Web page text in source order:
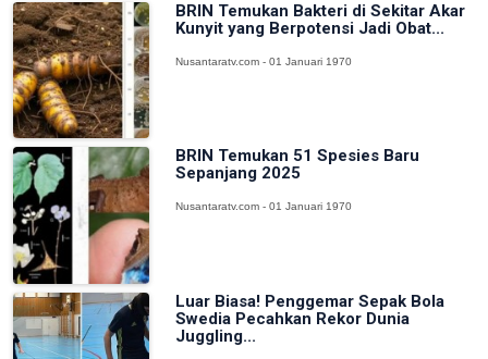
BRIN Temukan Bakteri di Sekitar Akar
Kunyit yang Berpotensi Jadi Obat...
Nusantaratv.com - 01 Januari 1970
BRIN Temukan 51 Spesies Baru
Sepanjang 2025
Nusantaratv.com - 01 Januari 1970
Luar Biasa! Penggemar Sepak Bola
Swedia Pecahkan Rekor Dunia
Juggling...